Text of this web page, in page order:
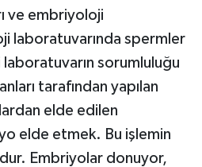
ve embriyoloji
laboratuvarında spermler
laboratuvarın sorumluluğu
tarafından yapılan
elde edilen
elde etmek. Bu işlemin
Embriyolar donuyor,